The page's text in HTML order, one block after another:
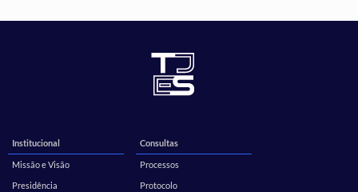
Institucional
Missão e Visão
Presidência
Consultas
Processos
Protocolo